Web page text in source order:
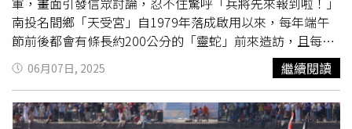
南投名間鄉「天受宮」自1979年落成啟用以來，每年端午
節前後都會有條長約200公分的「靈蛇」前來造訪，且每次
都會在供桌及神像間來回穿梭爬行，並停留3至10天左右。
由於民間傳說玄天上帝收服龜蛇二將後，便將其納為座騎，
因此該條大頭蛇又被廟方及信眾稱為「帝爺公蛇」，視牠為
靈蛇的象徵。據了解，截至去年為止，「帝爺公蛇」已創下
06月07日, 2025 繼續閱讀